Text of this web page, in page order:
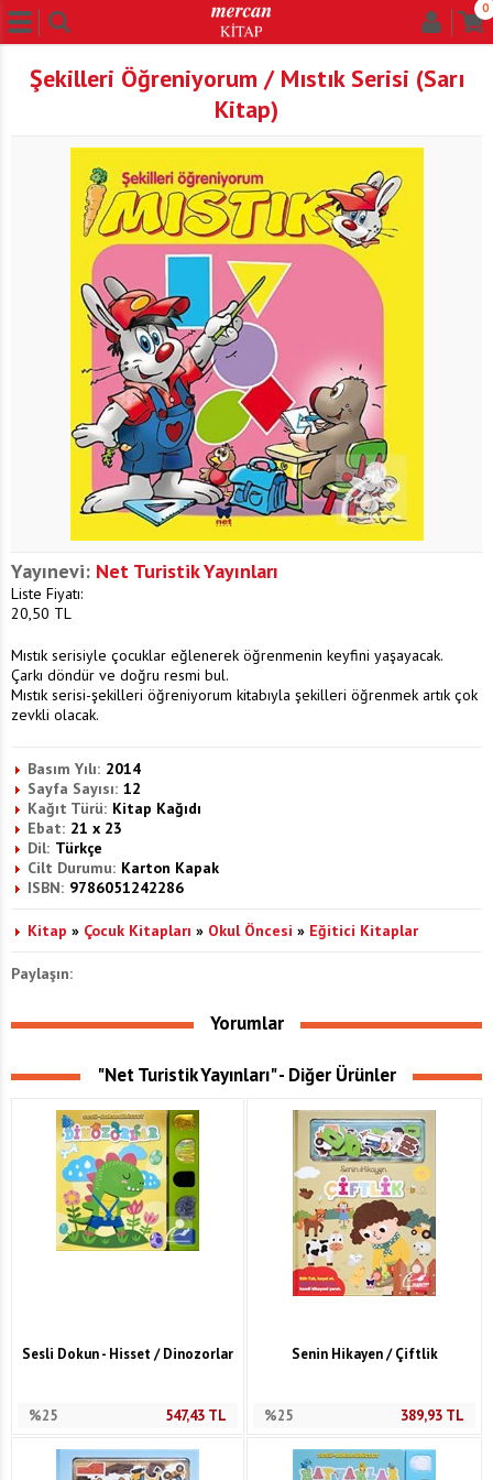
0
Şekilleri Öğreniyorum / Mıstık Serisi (Sarı
Kitap)
Yayınevi: Net Turistik Yayınları
Liste Fiyatı:
20,50 TL
Mıstık serisiyle çocuklar eğlenerek öğrenmenin keyfini yaşayacak.
Çarkı döndür ve doğru resmi bul.
Mıstık serisi-şekilleri öğreniyorum kitabıyla şekilleri öğrenmek artık çok
zevkli olacak.
Basım Yılı: 2014
Sayfa Sayısı: 12
Kağıt Türü: Kitap Kağıdı
Ebat: 21 x 23
Dil: Türkçe
Cilt Durumu: Karton Kapak
ISBN: 9786051242286
Kitap » Çocuk Kitapları » Okul Öncesi » Eğitici Kitaplar
Paylaşın:
Yorumlar
"Net Turistik Yayınları" - Diğer Ürünler
Sesli Dokun - Hisset / Dinozorlar
%25 547,43TL
Senin Hikayen / Çiftlik
%25 389,93 TL